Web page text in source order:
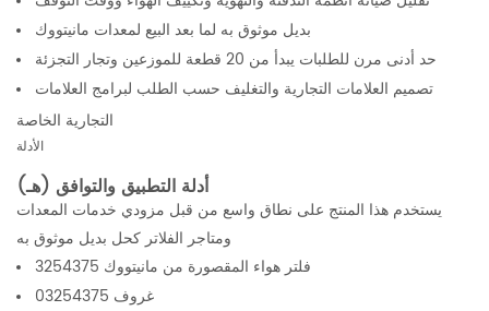
بديل موثوق به لما بعد البيع لمعدات مانيتووك
حد أدنى مرن للطلبات يبدأ من 20 قطعة للموزعين وتجار التجزئة
تصميم العلامات التجارية والتغليف حسب الطلب لبرامج العلامات
التجارية الخاصة
الأدلة
أدلة التطبيق والتوافق (هـ)
يستخدم هذا المنتج على نطاق واسع من قبل مزودي خدمات المعدات
ومتاجر الفلاتر كحل بديل موثوق به
فلتر هواء المقصورة من مانيتووك 3254375
غروف 03254375